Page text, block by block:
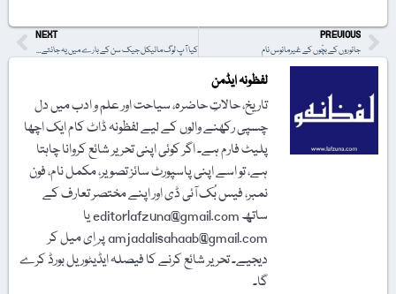
PREVIOUS
جانوروں کے بچّوں کے غیرمانوس نام
NEXT
کیا آپ لوگ مائیکل جیک سن کے بارے میں یہ جانتے ہیں؟
لفظونہ ایڈمن
تاریخ، حالاتِ حاضرہ، سیاحت اور علم و ادب میں دل
چسپی رکھنے والوں کے لیے لفظونہ ڈاٹ کام ایک اچھا
پلیٹ فارم ہے۔ اگر کوئی اپنی تحریر شائع کروانا چاہتا
ہے، تو اسے اپنی پاسپورٹ سائز تصویر، مکمل نام، فون
نمبر، فیس بُک آئی ڈی اور اپنے مختصر تعارف کے
ساتھ editorlafzuna@gmail.com یا
amjadalisahaab@gmail.com پر اِی میل کر
دیجیے۔ تحریر شائع کرنے کا فیصلہ ایڈیٹوریل بورڈ کرے
گا۔